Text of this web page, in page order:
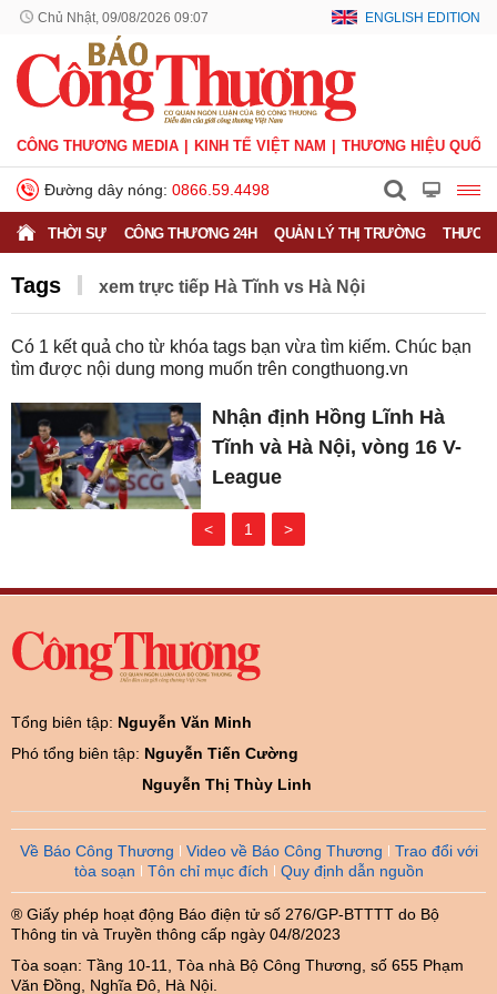
Chủ Nhật, 09/08/2026 09:07 ENGLISH EDITION
CÔNG THƯƠNG MEDIA KINH TẾ VIỆT NAM THƯƠNG HIỆU QUỐC
Đường dây nóng: 0866.59.4498
THỜI SỰ CÔNG THƯƠNG 24H QUẢN LÝ THỊ TRƯỜNG
Tags xem trực tiếp Hà Tĩnh vs Hà Nội
Có 1 kết quả cho từ khóa tags bạn vừa tìm kiếm. Chúc bạn
tìm được nội dung mong muốn trên congthuong.vn
Nhận định Hồng Lĩnh Hà
Tĩnh và Hà Nội, vòng 16 V-
League
< 1 >
Tổng biên tập: Nguyễn Văn Minh
Phó tổng biên tập: Nguyễn Tiến Cường
Nguyễn Thị Thùy Linh
Về Báo Công Thương Video về Báo Công Thương
Trao đổi với
tòa soạn
Tôn chỉ mục đích Quy định dẫn nguồn
® Giấy phép hoạt động Báo điện tử số 276/GP-BTTTT do Bộ
Thông tin và Truyền thông cấp ngày 04/8/2023
Tòa soạn: Tầng 10-11, Tòa nhà Bộ Công Thương, số 655 Phạm
Văn Đồng, Nghĩa Đô, Hà Nội.